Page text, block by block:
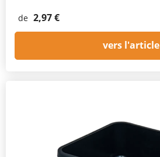
de 2,97 €
vers l'article